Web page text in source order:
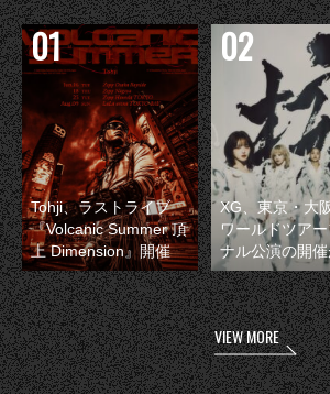
Tohji、ラストライブ
『Volcanic Summer 頂
上 Dimension』開催
XG、東京・大
ワールドツア
ナル公演の開
VIEW MORE